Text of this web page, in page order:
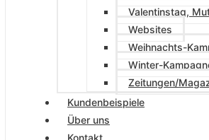
Valentinstag,
Websites
Weihnachts-
Winter-
Zeitungen/
Kundenbeispiele
Über uns
Kontakt